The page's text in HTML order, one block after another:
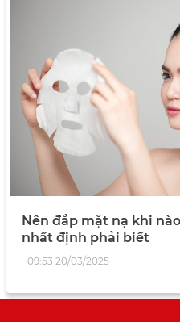
Nên đắp mặt nạ khi
nhất định phải biết
09:53 20/03/2025